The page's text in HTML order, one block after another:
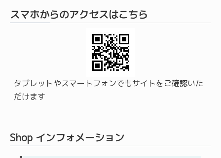
スマホからのアクセスはこちら
タブレットやスマートフォンでもサイトをご確認いた
だけます
Shop インフォメーション